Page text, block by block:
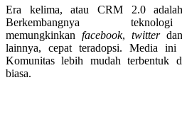
Era kelima, atau CRM 2.0
Berkembangnya
memungkinkanfacebook,twitter
lainnya, cepat teradopsi. Media ini
Komunitas lebih mudah terbentuk
biasa.